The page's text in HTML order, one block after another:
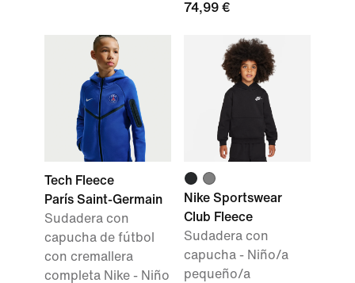
74,99 €
Tech Fleece
París Saint-Germain
Sudadera con
capucha de fútbol
con cremallera
completa Nike - Niño
Nike Sportswear
Club Fleece
Sudadera con
capucha - Niño/a
pequeño/a